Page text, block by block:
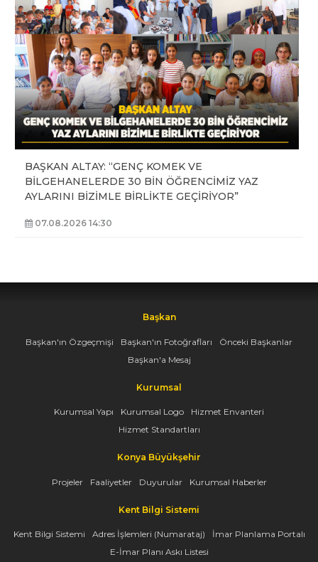
BAŞKAN ALTAY: “GENÇ KOMEK VE
BİLGEHANELERDE 30 BİN ÖĞRENCİMİZ YAZ
AYLARINI BİZİMLE BİRLİKTE GEÇİRİYOR”
07.08.2026 14:30
Başkan
Başkan'ın Özgeçmişi Başkan'ın Fotoğrafları
Önceki Başkanlar
Başkan'a Mesaj
Kurumsal
Kurumsal Yapı Kurumsal Logo
Hizmet Envanteri
Hizmet Standartları
Konya Büyükşehir
Projeler Faaliyetler Duyurular Kurumsal Haberler
Kent Bilgi Sistemi
Kent Bilgi Sistemi Adres İşlemleri (Numarataj)
İmar Planlama Portalı
E-İmar Planı Askı Listesi